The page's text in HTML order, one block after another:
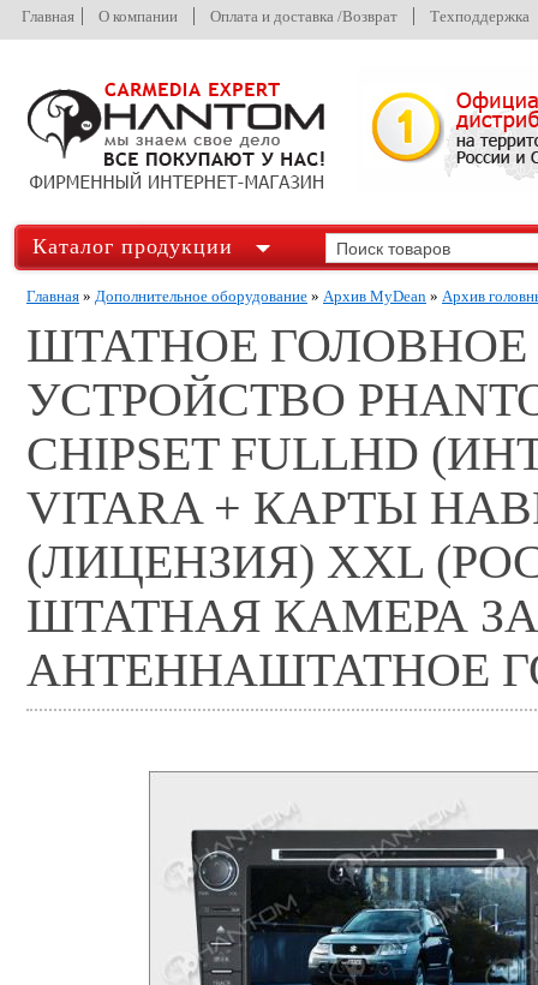
Главная О компании Оплата и доставка /Возврат Техподдержка
Каталог продукции
Главная » Дополнительное оборудование » Архив MyDean » Архив
ШТАТНОЕ
УСТРОЙСТВО
CHIPSET FULLHD
VITARA + КАРТЫ
(ЛИЦЕНЗИЯ) XXL
ШТАТНАЯ КАМЕРА
АНТЕННАШТАТНОЕ